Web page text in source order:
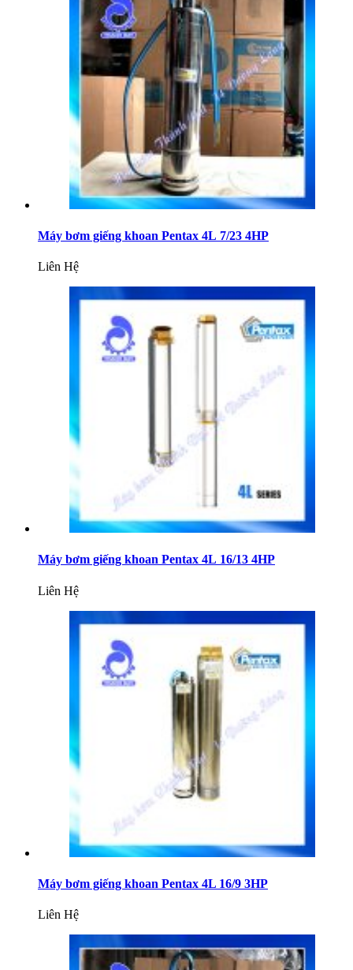
Máy bơm giếng khoan Pentax 4L 7/23 4HP
Liên Hệ
Máy bơm giếng khoan Pentax 4L 16/13 4HP
Liên Hệ
Máy bơm giếng khoan Pentax 4L 16/9 3HP
Liên Hệ